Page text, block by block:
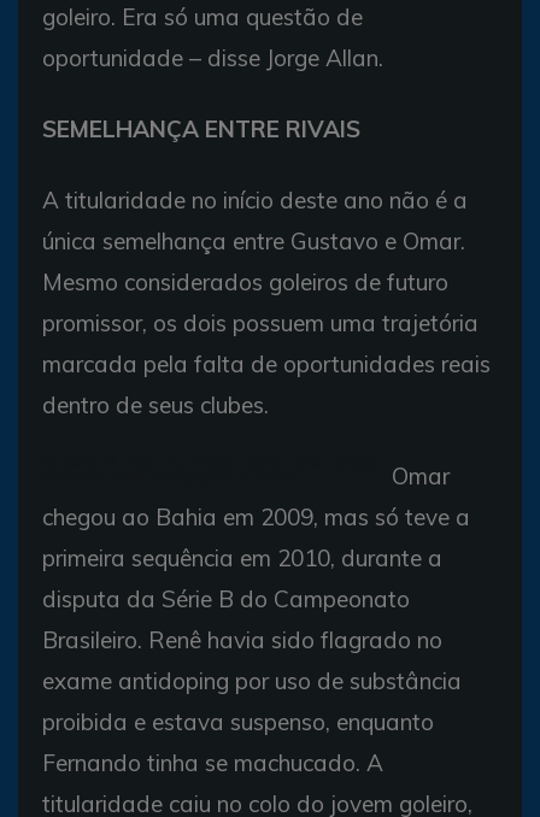
goleiro. Era só uma questão de
oportunidade – disse Jorge Allan.
SEMELHANÇA ENTRE RIVAIS
A titularidade no início deste ano não é a
única semelhança entre Gustavo e Omar.
Mesmo considerados goleiros de futuro
promissor, os dois possuem uma trajetória
marcada pela falta de oportunidades reais
dentro de seus clubes.
Omar
chegou ao Bahia em 2009, mas só teve a
primeira sequência em 2010, durante a
disputa da Série B do Campeonato
Brasileiro. Renê havia sido flagrado no
exame antidoping por uso de substância
proibida e estava suspenso, enquanto
Fernando tinha se machucado. A
titularidade caiu no colo do jovem goleiro,